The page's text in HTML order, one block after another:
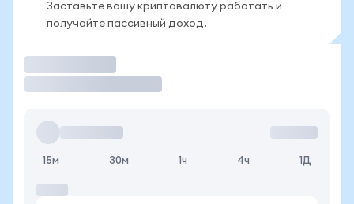
Заставьте вашу криптовалюту работать и
получайте пассивный доход.
15м 30м 1ч 4ч 1Д